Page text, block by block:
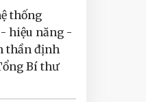
thống
hiệu năng -
thần định
Bí thư